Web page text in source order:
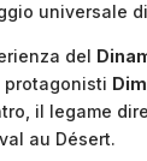
universale
del
protagonisti
il legame
au Désert.